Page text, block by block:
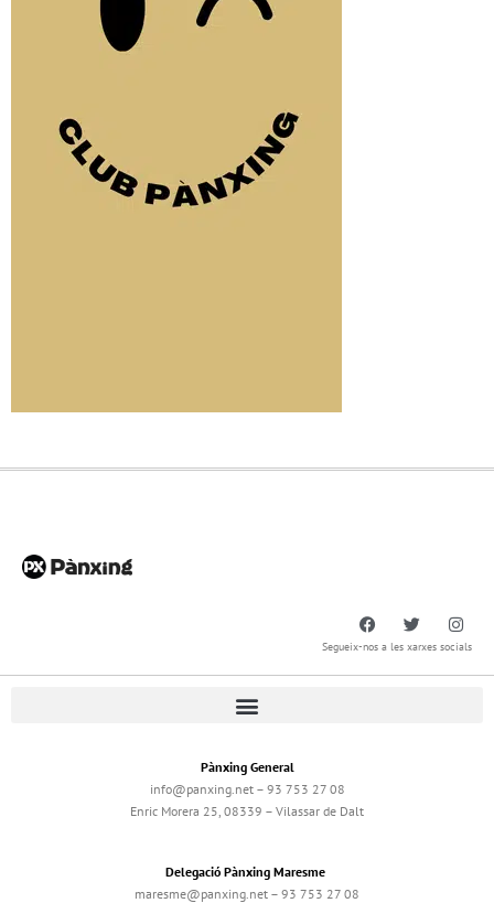
Segueix-nos a les xarxes socials
Pànxing General
info@panxing.net – 93 753 27 08
Enric Morera 25, 08339 – Vilassar de Dalt
Delegació Pànxing Maresme
maresme@panxing.net – 93 753 27 08